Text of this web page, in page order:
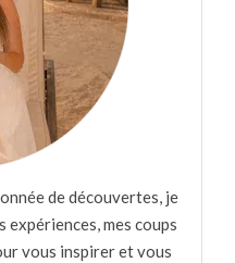
de découvertes, je
mes coups
vous inspirer et vous